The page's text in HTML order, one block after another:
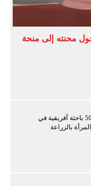
محنته إلى منحة
باحثة مصرية ضمن 50 باحثة أفريقية في
بالزراعة